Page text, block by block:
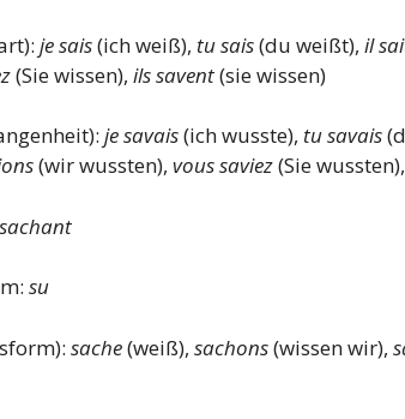
je sais(ich weiß), tu sais(du weißt), il
(Sie wissen), ils savent(sie wissen)
je savais(ich wusste), tu savais
(wir wussten), vous saviez(Sie wussten),
sachant
su
sache(weiß), sachons(wissen wir),